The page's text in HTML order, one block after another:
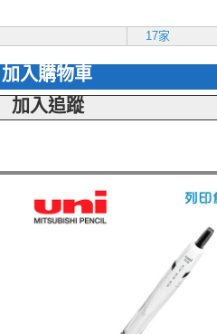
17家
加入購物車
加入追蹤